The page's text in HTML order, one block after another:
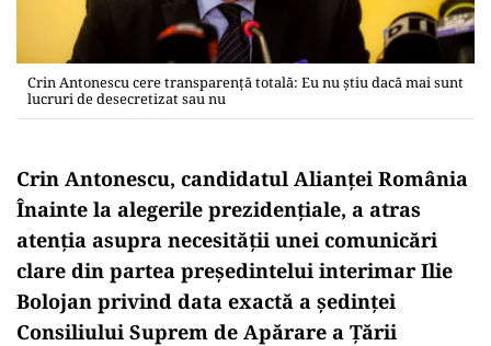
Crin Antonescu cere transparență totală: Eu nu știu dacă mai sunt
lucruri de desecretizat sau nu
Crin Antonescu, candidatul Alianței România
Înainte la alegerile prezidențiale, a atras
atenția asupra necesității unei comunicări
clare din partea președintelui interimar Ilie
Bolojan privind data exactă a ședinței
Consiliului Suprem de Apărare a Țării